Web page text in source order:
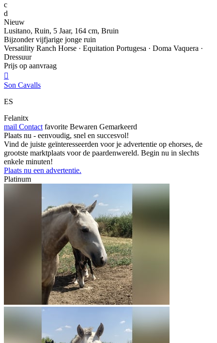
c
d
Nieuw
Lusitano, Ruin, 5 Jaar, 164 cm, Bruin
Bijzonder vijfjarige jonge ruin
Versatility Ranch Horse · Equitation Portugesa · Doma Vaquera ·
Dressuur
Prijs op aanvraag

Son Cavalls
ES
Felanitx
mail Contact favorite Bewaren Gemarkeerd
Plaats nu - eenvoudig, snel en succesvol!
Vind de juiste geïnteresseerden voor je advertentie op ehorses, de
grootste marktplaats voor de paardenwereld. Begin nu in slechts
enkele minuten!
Plaats nu een advertentie.
Platinum